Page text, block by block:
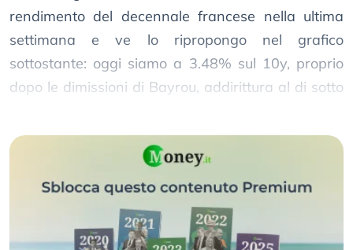
rendimento del decennale francese nella ultima
settimana e ve lo ripropongo nel grafico
sottostante: oggi siamo a 3.48% sul 10y, proprio
dopo le dimissioni di Bayrou, addirittura al di sotto